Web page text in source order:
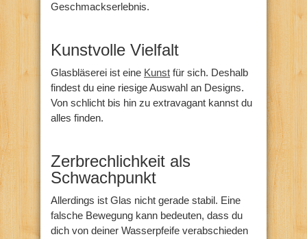
Geschmackserlebnis.
Kunstvolle Vielfalt
Glasbläserei ist eine Kunst für sich. Deshalb
findest du eine riesige Auswahl an Designs.
Von schlicht bis hin zu extravagant kannst du
alles finden.
Zerbrechlichkeit als
Schwachpunkt
Allerdings ist Glas nicht gerade stabil. Eine
falsche Bewegung kann bedeuten, dass du
dich von deiner Wasserpfeife verabschieden